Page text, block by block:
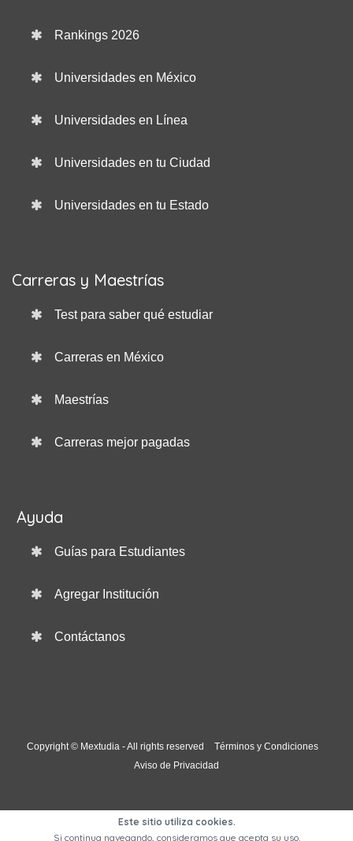
Rankings 2026
Universidades en México
Universidades en Línea
Universidades en tu Ciudad
Universidades en tu Estado
Carreras y Maestrías
Test para saber qué estudiar
Carreras en México
Maestrías
Carreras mejor pagadas
Ayuda
Guías para Estudiantes
Agregar Institución
Contáctanos
Copyright © Mextudia - All rights reserved
Términos y Condiciones
Aviso de Privacidad
Este sitio utiliza cookies.
Si continua navegando, consideramos que acepta su uso.